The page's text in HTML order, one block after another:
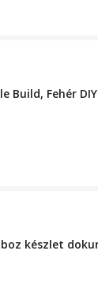
Build, Fehér
készlet